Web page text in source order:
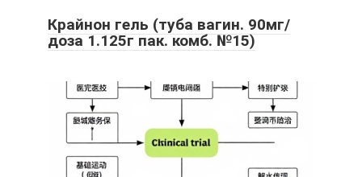
Крайнон гель (туба вагин. 90мг/
доза 1.125г пак. комб. №15)